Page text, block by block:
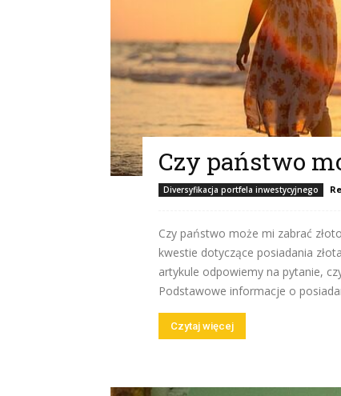
Czy państwo
Diversyfikacja portfela inwestycyjnego
Czy państwo może mi zabrać
kwestie dotyczące posiadania
artykule odpowiemy na pytanie,
Podstawowe informacje o
Czytaj więcej